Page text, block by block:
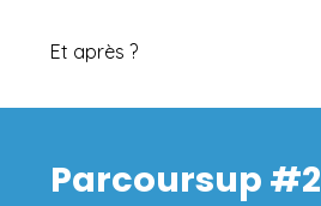
Et après ?
Parcoursup #2